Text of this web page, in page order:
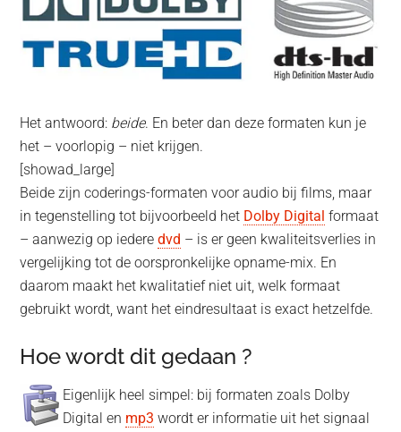
Het antwoord: beide. En beter dan deze formaten kun je
het – voorlopig – niet krijgen.
[showad_large]
Beide zijn coderings-formaten voor audio bij films, maar
in tegenstelling tot bijvoorbeeld het Dolby Digital formaat
– aanwezig op iederedvd – is er geen kwaliteitsverlies in
vergelijking tot de oorspronkelijke opname-mix. En
daarom maakt het kwalitatief niet uit, welk formaat
gebruikt wordt, want het eindresultaat is exact hetzelfde.
Hoe wordt dit gedaan ?
Eigenlijk heel simpel: bij formaten zoals Dolby
Digital en mp3 wordt er informatie uit het signaal